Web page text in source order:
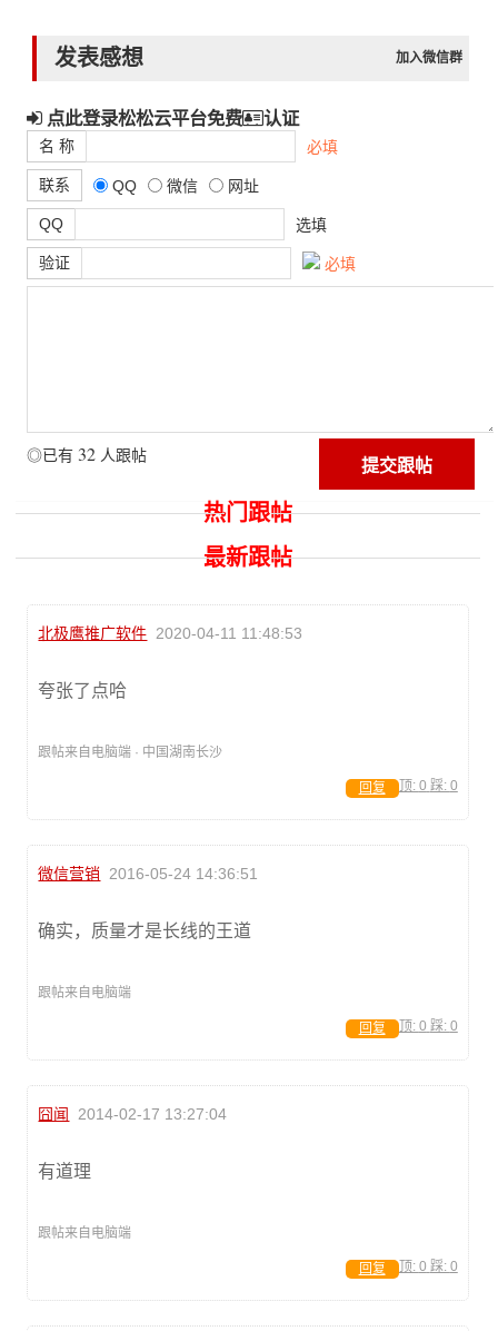
发表感想 加入微信群
点此登录松松云平台免费 认证
名 称 必填
联系 QQ 微信 网址
QQ 选填
验证 必填
◎已有 32 人跟帖
热门跟帖
最新跟帖
北极鹰推广软件 2020-04-11 11:48:53
夸张了点哈
跟帖来自电脑端 · 中国湖南长沙
顶: 0 踩: 0
回复
微信营销 2016-05-24 14:36:51
确实，质量才是长线的王道
跟帖来自电脑端
顶: 0 踩: 0
回复
囧闻 2014-02-17 13:27:04
有道理
跟帖来自电脑端
顶: 0 踩: 0
回复